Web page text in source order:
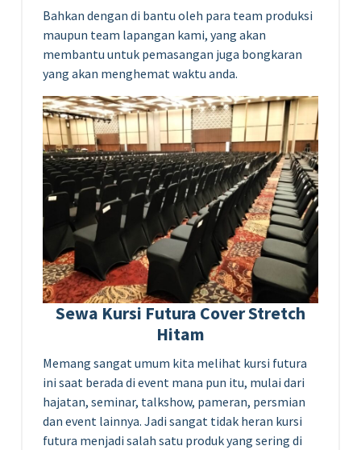
Bahkan dengan di bantu oleh para team produksi
maupun team lapangan kami, yang akan
membantu untuk pemasangan juga bongkaran
yang akan menghemat waktu anda.
Sewa Kursi Futura Cover Stretch
Hitam
Memang sangat umum kita melihat kursi futura
ini saat berada di event mana pun itu, mulai dari
hajatan, seminar, talkshow, pameran, persmian
dan event lainnya. Jadi sangat tidak heran kursi
futura menjadi salah satu produk yang sering di